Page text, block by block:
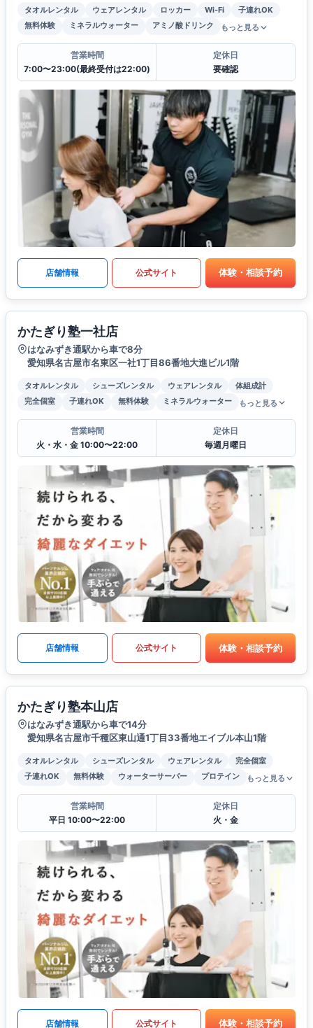
タオルレンタル ウェアレンタル ロッカー Wi-Fi
子連れOK
無料体験
ミネラルウォーター アミノ酸ドリンク もっと見る
営業時間
7:00〜23:00(最終受付は22:00)
定休日
要確認
店舗情報 公式サイト 体験・相談予約
かたぎり塾一社店
はなみずき通駅から車で8分
愛知県名古屋市名東区一社1丁目86番地大進ビル1階
タオルレンタル シューズレンタル ウェアレンタル
体組成計
完全個室
子連れOK 無料体験 ミネラルウォーター もっと見る
営業時間
火・水・金 10:00〜22:00
定休日
毎週月曜日
店舗情報 公式サイト 体験・相談予約
かたぎり塾本山店
はなみずき通駅から車で14分
愛知県名古屋市千種区東山通1丁目33番地エイブル本山1階
タオルレンタル シューズレンタル ウェアレンタル
完全個室
子連れOK
無料体験 ウォーターサーバー プロテイン もっと見る
営業時間
平日 10:00〜22:00
定休日
火・金
店舗情報 公式サイト 体験・相談予約